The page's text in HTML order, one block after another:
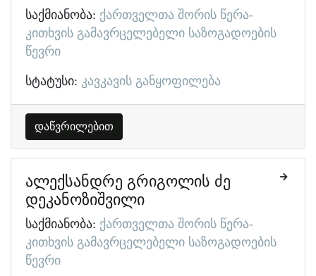
საქმიანობა: ქართველთა შორის წერა-
კითხვის გამავრცელებელი საზოგადოების
წევრი
სტატუსი: კავკავის განყოფილება
დაწვრილებით
ალექსანდრე გრიგოლის ძე
დეკანოზიშვილი
საქმიანობა: ქართველთა შორის წერა-
კითხვის გამავრცელებელი საზოგადოების
წევრი